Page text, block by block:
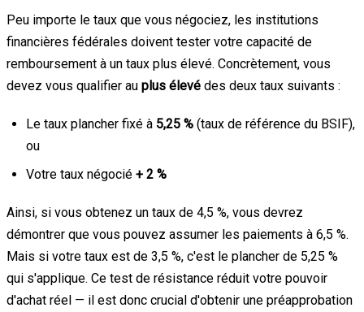
Peu importe le taux que vous négociez, les institutions
financières fédérales doivent tester votre capacité de
remboursement à un taux plus élevé. Concrètement, vous
devez vous qualifier au plus élevé des deux taux suivants :
Le taux plancher fixé à 5,25 % (taux de référence du BSIF),
ou
Votre taux négocié + 2 %
Ainsi, si vous obtenez un taux de 4,5 %, vous devrez
démontrer que vous pouvez assumer les paiements à 6,5 %.
Mais si votre taux est de 3,5 %, c'est le plancher de 5,25 %
qui s'applique. Ce test de résistance réduit votre pouvoir
d'achat réel — il est donc crucial d'obtenir une préapprobation